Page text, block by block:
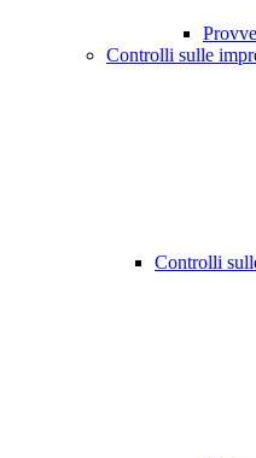
Controlli sulle
Controlli